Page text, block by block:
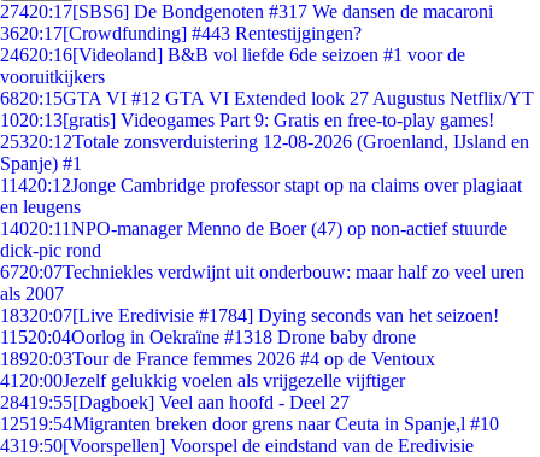
27420:17[SBS6] De Bondgenoten #317 We dansen de macaroni
3620:17[Crowdfunding] #443 Rentestijgingen?
24620:16[Videoland] B&B vol liefde 6de seizoen #1 voor de
vooruitkijkers
6820:15GTA VI #12 GTA VI Extended look 27 Augustus Netflix/YT
1020:13[gratis] Videogames Part 9: Gratis en free-to-play games!
25320:12Totale zonsverduistering 12-08-2026 (Groenland, IJsland en
Spanje) #1
11420:12Jonge Cambridge professor stapt op na claims over plagiaat
en leugens
14020:11NPO-manager Menno de Boer (47) op non-actief stuurde
dick-pic rond
6720:07Techniekles verdwijnt uit onderbouw: maar half zo veel uren
als 2007
18320:07[Live Eredivisie #1784] Dying seconds van het seizoen!
11520:04Oorlog in Oekraïne #1318 Drone baby drone
18920:03Tour de France femmes 2026 #4 op de Ventoux
41 20:00Jezelf gelukkig voelen als vrijgezelle vijftiger
28419:55[Dagboek] Veel aan hoofd - Deel 27
12519:54Migranten breken door grens naar Ceuta in Spanje,l #10
4319:50[Voorspellen] Voorspel de eindstand van de Eredivisie